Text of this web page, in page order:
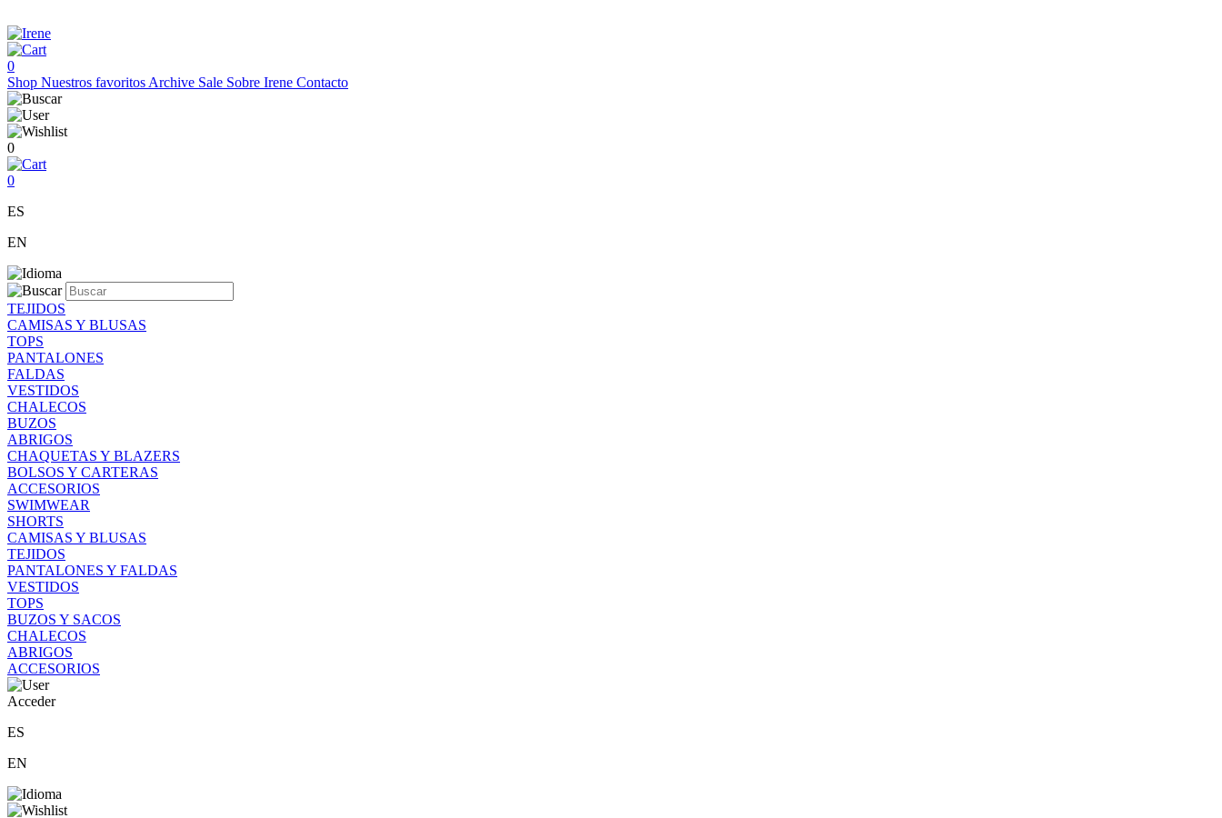
0
Shop Nuestros favoritos Archive Sale Sobre Irene Contacto
0
0
ES
EN
TEJIDOS
CAMISAS Y BLUSAS
TOPS
PANTALONES
FALDAS
VESTIDOS
CHALECOS
BUZOS
ABRIGOS
CHAQUETAS Y BLAZERS
BOLSOS Y CARTERAS
ACCESORIOS
SWIMWEAR
SHORTS
CAMISAS Y BLUSAS
TEJIDOS
PANTALONES Y FALDAS
VESTIDOS
TOPS
BUZOS Y SACOS
CHALECOS
ABRIGOS
ACCESORIOS
Acceder
ES
EN